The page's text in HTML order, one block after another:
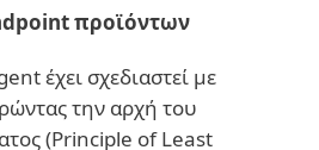
προϊόντων
έχει σχεδιαστεί με
την αρχή του
(Principle of Least